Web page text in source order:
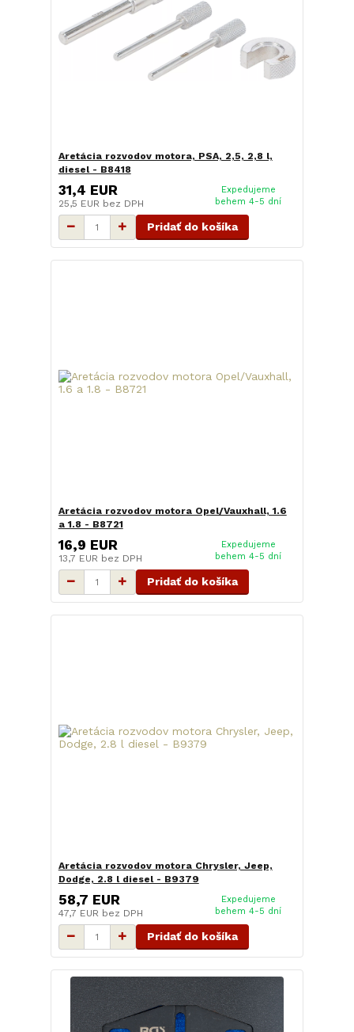
Aretácia rozvodov motora, PSA, 2,5, 2,8 l,
diesel - B8418
31,4 EUR
25,5 EUR bez DPH
Expedujeme
behem 4-5 dní
Pridať do košíka
Aretácia rozvodov motora Opel/Vauxhall, 1.6
a 1.8 - B8721
16,9 EUR
13,7 EUR bez DPH
Expedujeme
behem 4-5 dní
Pridať do košíka
Aretácia rozvodov motora Chrysler, Jeep,
Dodge, 2.8 l diesel - B9379
58,7 EUR
47,7 EUR bez DPH
Expedujeme
behem 4-5 dní
Pridať do košíka